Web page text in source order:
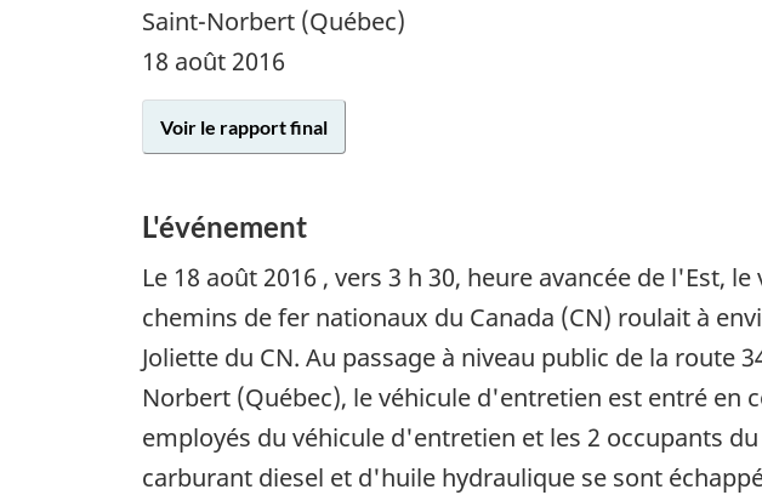
Saint-Norbert (Québec)
18 août 2016
Voir le rapport final
L'événement
Le 18 août 2016 , vers 3 h 30, heure avancée de l'Est,
chemins de fer nationaux du Canada (CN) roulait à
Joliette du CN. Au passage à niveau public de la route
Norbert (Québec), le véhicule d'entretien est entré
employés du véhicule d'entretien et les 2 occupants
carburant diesel et d'huile hydraulique se sont